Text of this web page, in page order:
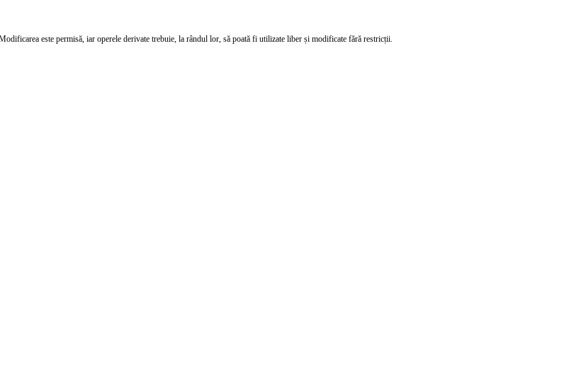
este permisă, iar operele derivate trebuie, la rândul lor, să poată fi utilizate liber și modificate fără restricții.